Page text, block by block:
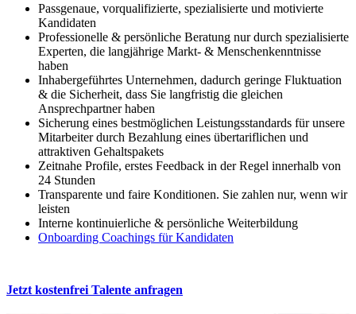
Passgenaue, vorqualifizierte, spezialisierte und motivierte
Kandidaten
Professionelle & persönliche Beratung nur durch spezialisierte
Experten, die langjährige Markt- & Menschenkenntnisse
haben
Inhabergeführtes Unternehmen, dadurch geringe Fluktuation
& die Sicherheit, dass Sie langfristig die gleichen
Ansprechpartner haben
Sicherung eines bestmöglichen Leistungsstandards für unsere
Mitarbeiter durch Bezahlung eines übertariflichen und
attraktiven Gehaltspakets
Zeitnahe Profile, erstes Feedback in der Regel innerhalb von
24 Stunden
Transparente und faire Konditionen. Sie zahlen nur, wenn wir
leisten
Interne kontinuierliche & persönliche Weiterbildung
Onboarding Coachings für Kandidaten
Jetzt kostenfrei Talente anfragen